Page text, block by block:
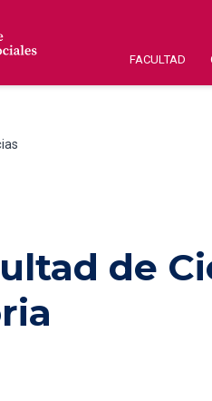
FACULTAD
de